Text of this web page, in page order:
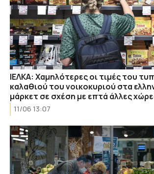
ΙΕΛΚΑ: Χαμηλότερες οι τιμές του
καλαθιού του νοικοκυριού στα
μάρκετ σε σχέση με επτά άλλες
11/06 13:07